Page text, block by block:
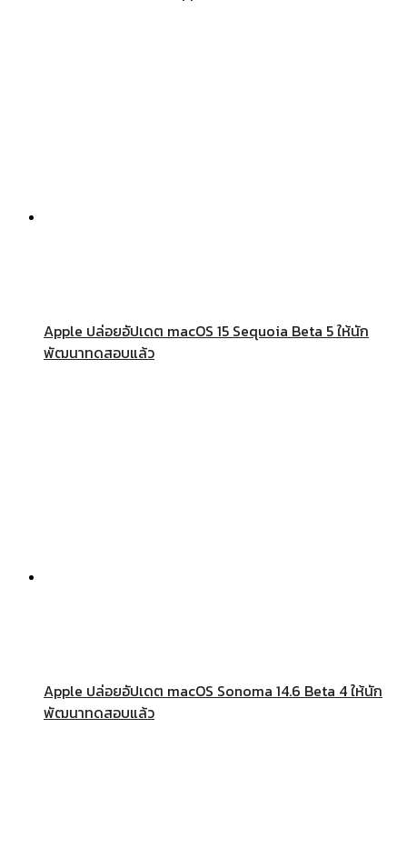
Apple ปล่อยอัปเดต macOS 15 Sequoia Beta 5 ให้นัก
พัฒนาทดสอบแล้ว
Apple ปล่อยอัปเดต macOS Sonoma 14.6 Beta 4 ให้นัก
พัฒนาทดสอบแล้ว